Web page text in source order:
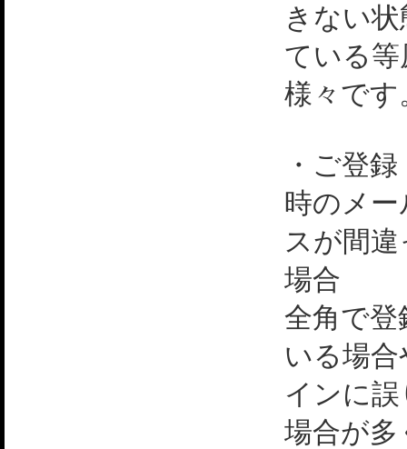
きない
ている
様々です
・ご登
時のメ
スが間
場合
全角で
いる場
インに
場合が